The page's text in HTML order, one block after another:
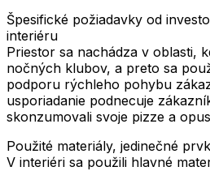
Špesifické požiadavky od
interiéru
Priestor sa nachádza v oblasti,
nočných klubov, a preto sa
podporu rýchleho pohybu
usporiadanie podnecuje
skonzumovali svoje pizze a
Použité materiály, jedinečné
V interiéri sa použili hlavné